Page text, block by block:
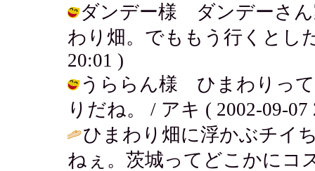
ダンデー様 ダンデーさん
わり畑。でももう行くとし
20:01 )
うららん様 ひまわりって
りだね。 / アキ ( 2002-09-07
ひまわり畑に浮かぶチイ
ねぇ。茨城ってどこかにコ